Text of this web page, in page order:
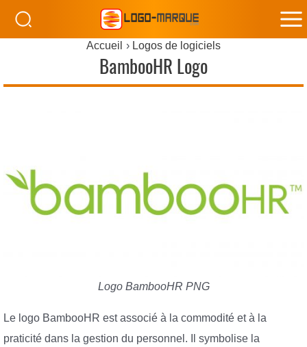
Accueil Logos de logiciels
BambooHR Logo
Logo BambooHR PNG
Le logo BambooHR est associé à la commodité et à la
praticité dans la gestion du personnel. Il symbolise la